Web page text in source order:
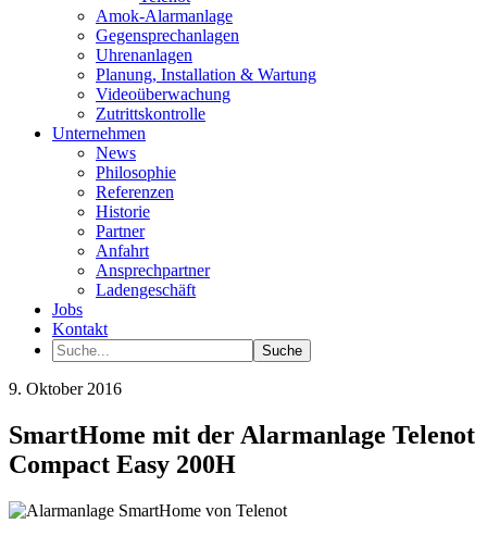
Amok-Alarmanlage
Gegensprechanlagen
Uhrenanlagen
Planung, Installation & Wartung
Videoüberwachung
Zutrittskontrolle
Unternehmen
News
Philosophie
Referenzen
Historie
Partner
Anfahrt
Ansprechpartner
Ladengeschäft
Jobs
Kontakt
9. Oktober 2016
SmartHome mit der Alarmanlage Telenot
Compact Easy 200H